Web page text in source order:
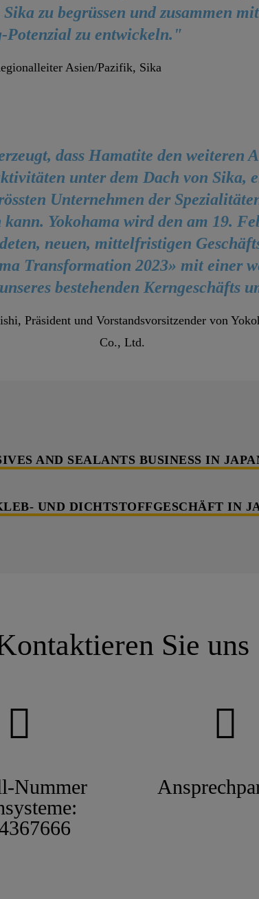
zu begrüssen und zusammen
Potenzial zu entwickeln."
Asien/Pazifik, Sika
dass Hamatite den weiteren
unter dem Dach von Sika,
Unternehmen der
Yokohama wird den am 19.
neuen, mittelfristigen
Transformation 2023» mit einer
bestehenden Kerngeschäfts
Präsident und Vorstandsvorsitzender von
Co., Ltd.
AND SEALANTS BUSINESS IN
UND DICHTSTOFFGESCHÄFT IN
Sie uns
Nummer